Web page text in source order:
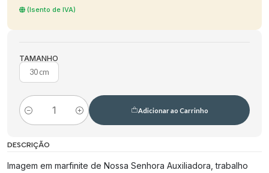
(Isento de IVA)
TAMANHO
30 cm
Quantidade
Adicionar ao Carrinho
DESCRIÇÃO
Imagem em marfinite de Nossa Senhora Auxiliadora, trabalho